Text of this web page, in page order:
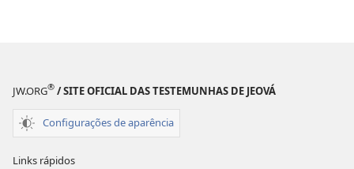
JW.ORG® / SITE OFICIAL DAS TESTEMUNHAS DE JEOVÁ
Configurações de aparência
Links rápidos